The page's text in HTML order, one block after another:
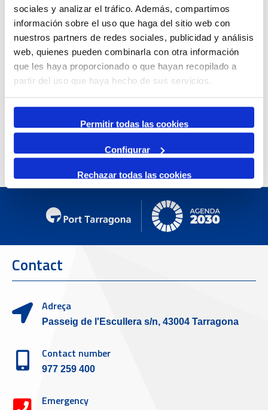
sociales y analizar el tráfico. Además, compartimos
información sobre el uso que haga del sitio web con
nuestros partners de redes sociales, publicidad y análisis
web, quienes pueden combinarla con otra información
que les haya proporcionado o que hayan recopilado a
partir del uso que haya hecho de sus servicios.
Permitir todas las cookies
Configurar
Rechazar todas las cookies
Contact
Adreça
Passeig de l'Escullera s/n, 43004 Tarragona
Contact number
977 259 400
Emergency